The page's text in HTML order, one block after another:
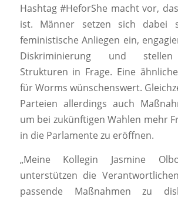
Hashtag #HeforShe macht vor,
ist. Männer setzen sich dabei
feministische Anliegen ein,
Diskriminierung und stellen
Strukturen in Frage. Eine
für Worms wünschenswert.
Parteien allerdings auch
um bei zukünftigen Wahlen mehr
in die Parlamente zu eröffnen.
„Meine Kollegin Jasmine
unterstützen die
passende Maßnahmen zu